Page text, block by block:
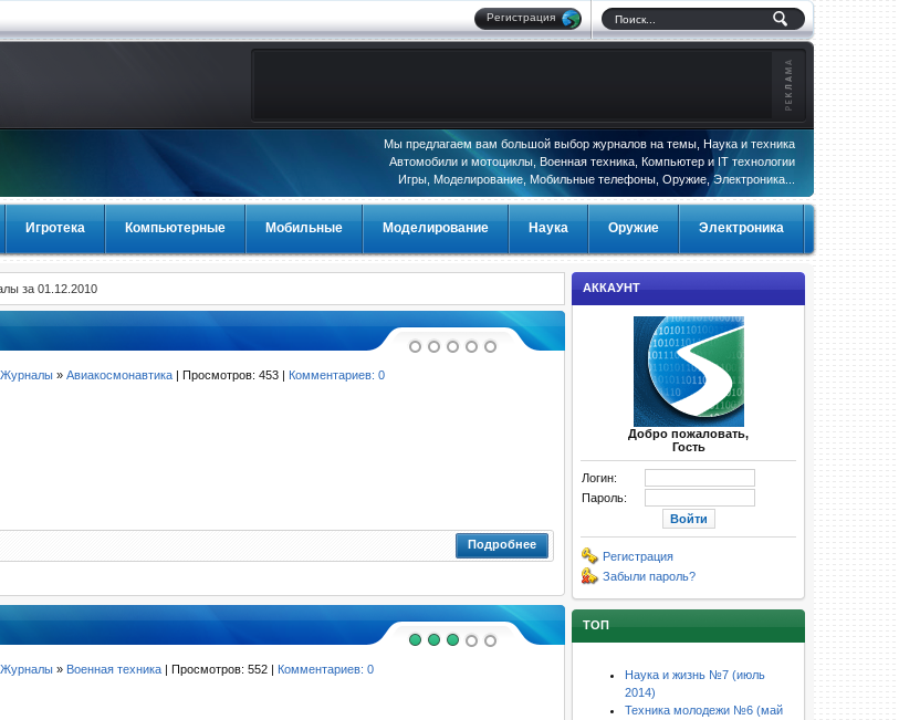
Регистрация
Мы предлагаем вам большой выбор журналов на темы, Наука и техника
Автомобили и мотоциклы, Военная техника, Компьютер и IT технологии
Игры, Моделирование, Мобильные телефоны, Оружие, Электроника...
Игротека Компьютерные Мобильные Моделирование Наука Оружие Электроника
за 01.12.2010
Журналы » Авиакосмонавтика | Просмотров: 453 | Комментариев: 0
Подробнее
Журналы » Военная техника | Просмотров: 552 | Комментариев: 0
АККАУНТ
Добро пожаловать,
Гость
Логин:
Пароль:
Регистрация
Забыли пароль?
ТОП
Наука и жизнь №7 (июль
2014)
Техника молодежи №6 (май